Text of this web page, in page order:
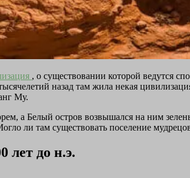
, о существовании которой ведутся
назад там жила некая
Му.
а Белый остров возвышался на ним
ли там существовать поселение
лет до н.э.